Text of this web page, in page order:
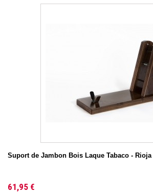
Suport de Jambon Bois Laque Tabaco - Rioja
61,95 €